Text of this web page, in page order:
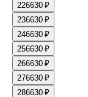
226630 ₽
236630 ₽
246630 ₽
256630 ₽
266630 ₽
276630 ₽
286630 ₽